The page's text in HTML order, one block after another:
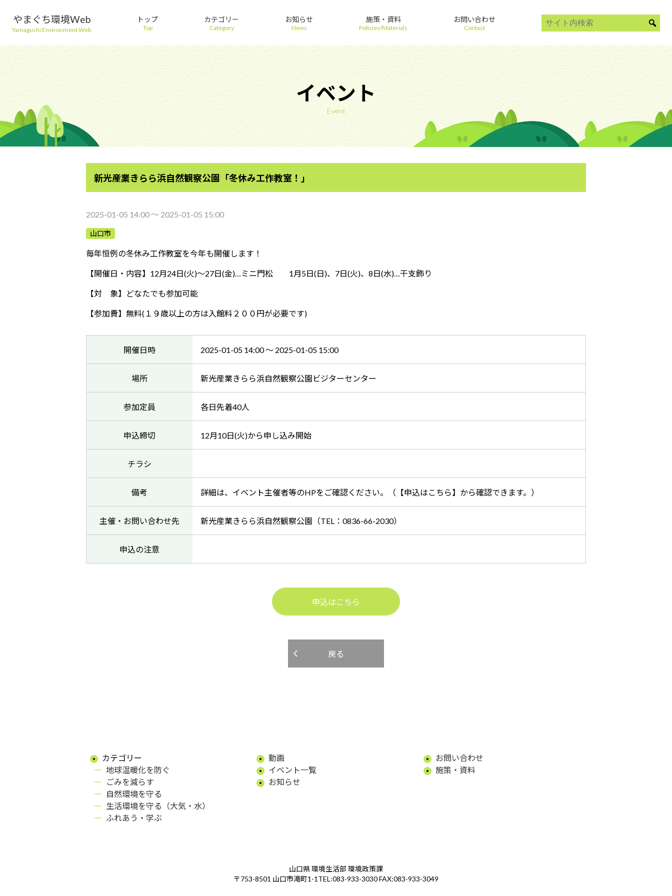
やまぐち環境Web
Yamaguchi Environment Web
トップ
Top
カテゴリー
Category
お知らせ
News
施策・資料
Policies/Materials
お問い合わせ
Contact
イベント
Event
新光産業きらら浜自然観察公園「冬休み工作教室！」
2025-01-05 14:00 〜 2025-01-05 15:00
山口市
毎年恒例の冬休み工作教室を今年も開催します！
【開催日・内容】12月24日(火)～27日(金)…ミニ門松 1月5日(日)、7日(火)、8日(水)…干支飾り
【対 象】どなたでも参加可能
【参加費】無料(１９歳以上の方は入館料２００円が必要です)
開催日時 2025-01-05 14:00 〜 2025-01-05 15:00
場所 新光産業きらら浜自然観察公園ビジターセンター
参加定員 各日先着40人
申込締切 12月10日(火)から申し込み開始
チラシ
備考 詳細は、イベント主催者等のHPをご確認ください。（【申込はこちら】から確認できます。）
主催・お問い合わせ先 新光産業きらら浜自然観察公園（TEL：0836-66-2030）
申込の注意
申込はこちら
戻る
カテゴリー
地球温暖化を防ぐ
ごみを減らす
自然環境を守る
生活環境を守る（大気・水）
ふれあう・学ぶ
動画
イベント一覧
お知らせ
お問い合わせ
施策・資料
山口県 環境生活部 環境政策課
〒753-8501 山口市滝町1-1 TEL:083-933-3030 FAX:083-933-3049